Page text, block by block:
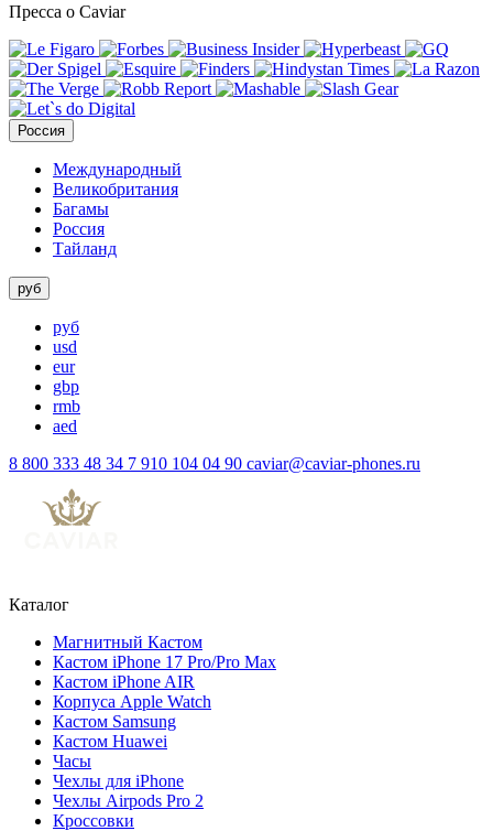
Пресса о Caviar
Россия
Международный
Великобритания
Багамы
Россия
Тайланд
руб
руб
usd
eur
gbp
rmb
aed
8 800 333 48 34 7 910 104 04 90 caviar@caviar-phones.ru
Каталог
Магнитный Кастом
Кастом iPhone 17 Pro/Pro Max
Кастом iPhone AIR
Корпуса Apple Watch
Кастом Samsung
Кастом Huawei
Часы
Чехлы для iPhone
Чехлы Airpods Pro 2
Кроссовки